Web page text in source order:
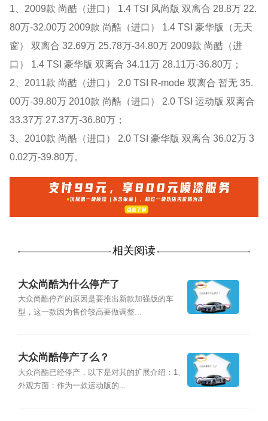
1、2009款 尚酷（进口） 1.4 TSI 风尚版 双离合 28.8万 22.
80万-32.00万 2009款 尚酷（进口） 1.4 TSI 豪华版（无天
窗） 双离合 32.69万 25.78万-34.80万 2009款 尚酷（进
口） 1.4 TSI 豪华版 双离合 34.11万 28.11万-36.80万；
2、2011款 尚酷（进口） 2.0 TSI R-mode 双离合 暂无 35.
00万-39.80万 2010款 尚酷（进口） 2.0 TSI 运动版 双离合
33.37万 27.37万-36.80万；
3、2010款 尚酷（进口） 2.0 TSI 豪华版 双离合 36.02万 3
0.02万-39.80万。
相关阅读
大众尚酷为什么停产了
大众尚酷停产的原因是要推出新款加强版的车
型，这一款因为售价较高要做调整...
大众尚酷停产了么？
大众尚酷已经停产，以下是对其的扩展介绍：1、
外观方面：作为一款运动版的...